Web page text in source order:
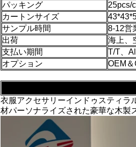
パッキング
25pcs/
カートンサイズ
サンプル時間
8-12営
出荷
海上、
支払い期間
T/T、
オプション
OEM
衣服アクセサリーインドゥスティラ
材パーソナライズされた豪華な木製